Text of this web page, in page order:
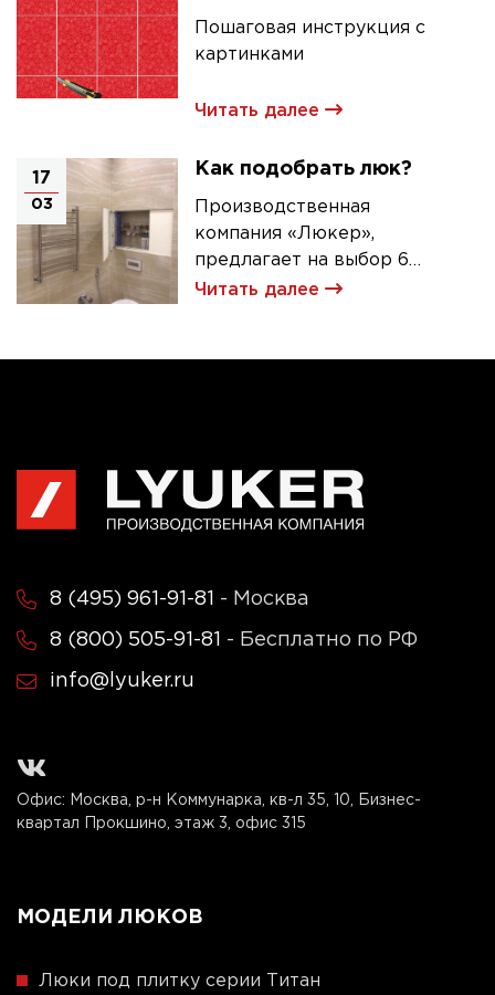
Пошаговая инструкция с
картинками
Читать далее
17
03
Как подобрать люк?
Производственная
компания «Люкер»,
предлагает на выбор 6
моделей ревизионных
Читать далее
8 (495) 961-91-81 - Москва
8 (800) 505-91-81 - Бесплатно по РФ
info@lyuker.ru
Офис: Москва, р-н Коммунарка, кв-л 35, 10, Бизнес-
квартал Прокшино, этаж 3, офис 315
МОДЕЛИ ЛЮКОВ
Люки под плитку серии Титан